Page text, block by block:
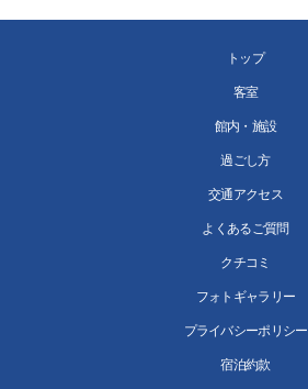
トップ
客室
館内・施設
過ごし方
交通アクセス
よくあるご質問
クチコミ
フォトギャラリー
プライバシーポリシー
宿泊約款